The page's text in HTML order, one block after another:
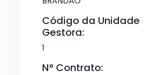
Código da Unidade
Gestora:
1
N° Contrato: